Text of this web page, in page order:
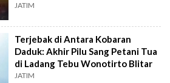
JATIM
Terjebak di Antara Kobaran
Daduk: Akhir Pilu Sang Petani Tua
di Ladang Tebu Wonotirto Blitar
JATIM